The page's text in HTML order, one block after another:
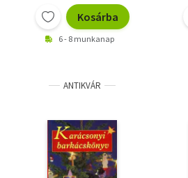
Kosárba
6 - 8 munkanap
ANTIKVÁR